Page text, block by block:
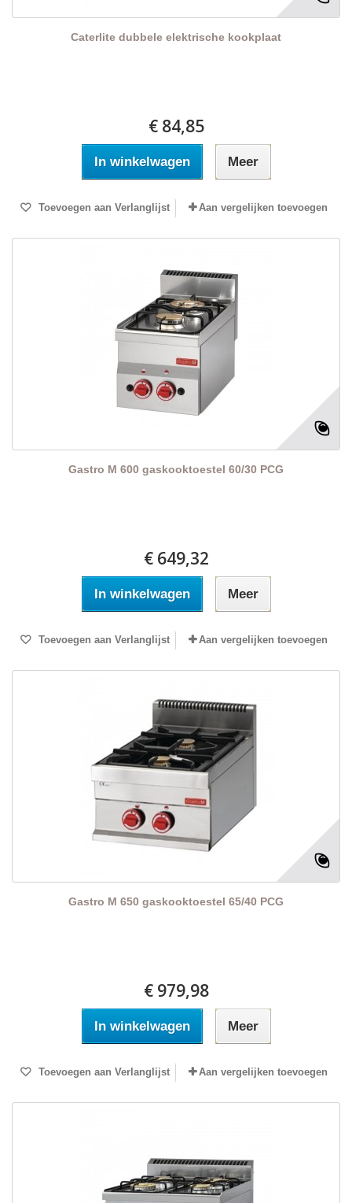
Caterlite dubbele elektrische kookplaat
€ 84,85
In winkelwagen Meer
Toevoegen aan Verlanglijst Aan vergelijken toevoegen
Gastro M 600 gaskooktoestel 60/30 PCG
€ 649,32
In winkelwagen Meer
Toevoegen aan Verlanglijst Aan vergelijken toevoegen
Gastro M 650 gaskooktoestel 65/40 PCG
€ 979,98
In winkelwagen Meer
Toevoegen aan Verlanglijst Aan vergelijken toevoegen